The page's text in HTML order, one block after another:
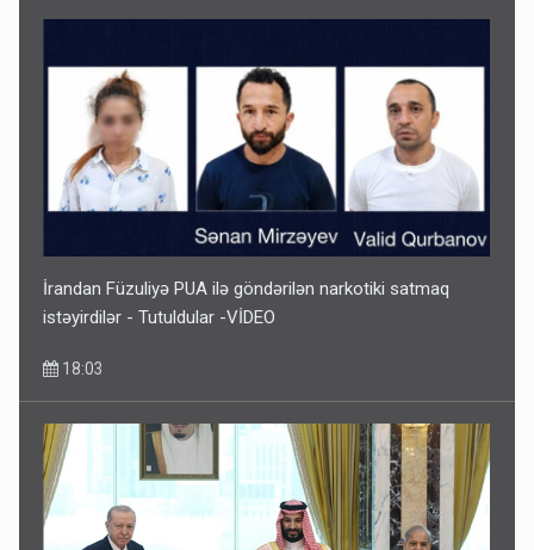
Paşinyan Əliyevə zəng etməsindən danışdı
İrandan Füzuliyə PUA ilə göndərilən narkotiki satmaq
istəyirdilər - Tutuldular -VİDEO
18:03